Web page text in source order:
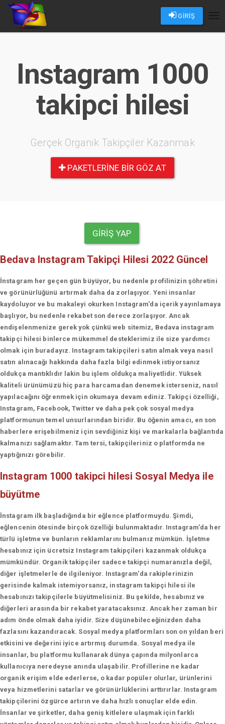
GİRİŞ
Instagram 1000
takipci hilesi
Gerçek Organik Takipçiler Kazanmak
PAKETLERINE BIR GÖZ AT
GIRIŞ YAP
Bedava Instagram Takipçi Hilesi 2022 Güncel
İnstagram her geçen gün büyüyor, bu nedenle profilinizin şöhretini
ve görünürlüğünü artırmak daha da zorlaşıyor. Yeni insanlar
kaydoluyor ve bu makaleyi okurken Instagram'da içerik yayınlamaya
başlıyor, bu nedenle rekabet son derece zorlaşıyor. Ancak
endişelenmenize gerek yok çünkü web sitemiz, Bedava instagram
takipçi hilesi binlerce mükemmel desteklerimiz ile size yardımcı
olmak için buradayız. Instagram takipçileri satın almak veya nasıl
satın alınacağı hakkında daha fazla bilgi edinmek istiyorsanız
oldukça mantıklıdır lakin bu işlem oldukça maliyetlidir. Yüksek
kaliteli ürünümüzü hiç para harcamadan denemek isterseniz, nasıl
yapılacağını öğrenmek için okumaya devam ediniz. Takipçi özelliği,
Instagram, Facebook, Twitter ve daha pek çok sosyal medya
platformunun temel unsurlarından biridir. Bu öğenin amacı, en son
haberlere erişebilmeniz için sevdiğiniz kişi ve markalarla bağlantıda
kalmanızı sağlamaktır. Tam tersi, takipçileriniz o platformda ne
yaptığınızı görebilir.
Instagram 1000 takipci hilesi Sosyal Medya ile
büyütme
İnstagram ilk başladığında bir eğlence platformuydu. Şimdi,
eğlencenin ötesinde birçok özelliği bulunmaktadır. Instagram'da her
türlü işletme ve bunların reklamlarını bulmanız mümkün. İşletme
hesabınız için ücretsiz Instagram takipçileri kazanmak oldukça
mümkündür. Organik takipçiler sadece takipçi numaranızla değil,
diğer işletmelerle de ilgileniyor. Instagram'da rakiplerinizin
gerisinde kalmak istemiyorsanız, instagram takipçi hilesi ile
hesabınızı takipçilerle büyütmelisiniz. Bu şekilde, hesabınız ve
diğerleri arasında bir rekabet yaratacaksınız. Ancak her zaman bir
adım önde olmak daha iyidir. Size düşünebileceğinizden daha
fazlasını kazandıracak. Sosyal medya platformları son on yıldan beri
etkisini ve değerini iyice artırmış durumda. Sosyal medya ile
insanlar, bu platformu kullanarak dünya çapında milyonlarca
kullanıcıya neredeyse anında ulaşabilir. Profillerine ne kadar
organik erişim elde ederlerse, o kadar popüler olurlar, ürünlerini
veya hizmetlerini satarlar ve görünürlüklerini arttırırlar. Instagram
takipçilerini özgürce artırın ve daha hızlı sonuçlar elde edin.
İnsanlar ve şirketler, daha geniş kitlelere ulaşmak için farklı